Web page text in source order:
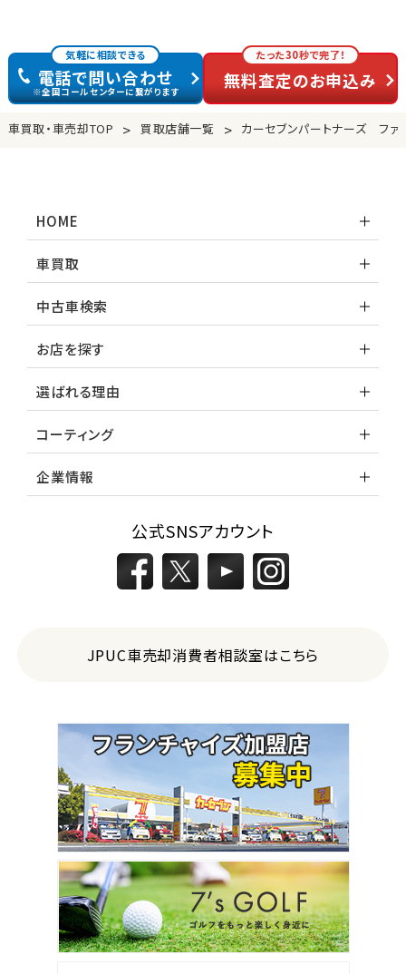
気軽に相談できる
電話で問い合わせ
※全国コールセンターに繋がります
たった30秒で完了！
無料査定のお申込み
車買取・車売却TOP > 買取店舗一覧 > カーセブンパートナーズ ファ
HOME
車買取
中古車検索
お店を探す
選ばれる理由
コーティング
企業情報
公式SNSアカウント
JPUC車売却消費者相談室はこちら